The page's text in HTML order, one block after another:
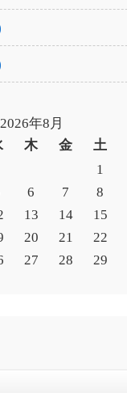
2026年8月
木 金 土
1
6 7 8
13 14 15
20 21 22
27 28 29